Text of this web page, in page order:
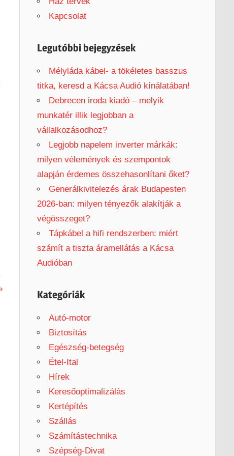
f
o
:
Kapcsolat
Legutóbbi bejegyzések
Mélyláda kábel- a tökéletes basszus
titka, keresd a Kácsa Audió kínálatában!
Debrecen iroda kiadó – melyik
munkatér illik legjobban a
vállalkozásodhoz?
Legjobb napelem inverter márkák:
milyen vélemények és szempontok
alapján érdemes összehasonlítani őket?
Generálkivitelezés árak Budapesten
2026-ban: milyen tényezők alakítják a
végösszeget?
Tápkábel a hifi rendszerben: miért
számít a tiszta áramellátás a Kácsa
Audióban
Kategóriák
Autó-motor
Biztosítás
Egészség-betegség
Étel-Ital
Hírek
Keresőoptimalizálás
Kertépítés
Szállás
Számítástechnika
Szépség-Divat